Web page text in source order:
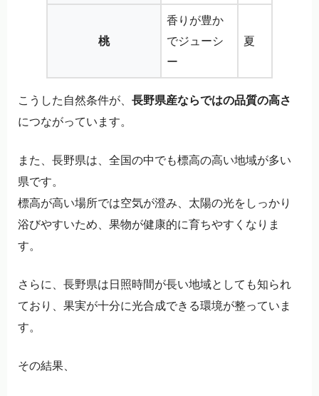
桃
香りが豊か
でジューシ
ー
夏
こうした自然条件が、 長野県産ならではの品質の高さ
につながっています。
また、長野県は、全国の中でも標高の高い地域が多い
県です。
標高が高い場所では空気が澄み、太陽の光をしっかり
浴びやすいため、果物が健康的に育ちやすくなりま
す。
さらに、長野県は日照時間が長い地域としても知られ
ており、果実が十分に光合成できる環境が整っていま
す。
その結果、